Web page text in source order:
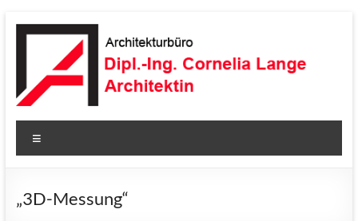
Inhalt
Architekturbüro
Lange
„3D-Messung“